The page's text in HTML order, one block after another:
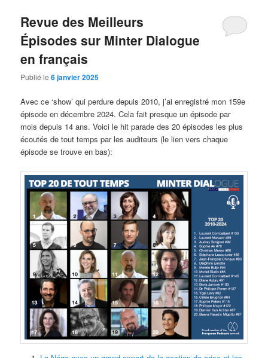
Revue des Meilleurs
Épisodes sur Minter Dialogue
en français
Publié le6 janvier 2025
Avec ce ‘show’ qui perdure depuis 2010, j’ai enregistré mon 159e
épisode en décembre 2024. Cela fait presque un épisode par
mois depuis 14 ans. Voici le hit parade des 20 épisodes les plus
écoutés de tout temps par les auditeurs (le lien vers chaque
épisode se trouve en bas):